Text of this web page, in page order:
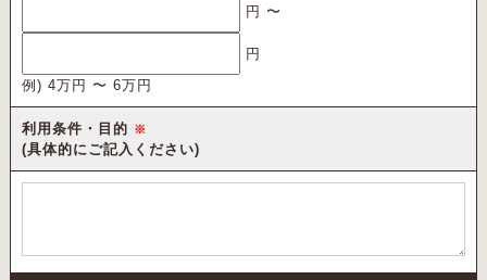
円 〜
円
例) 4万円 〜 6万円
利用条件・目的 ※
(具体的にご記入ください)